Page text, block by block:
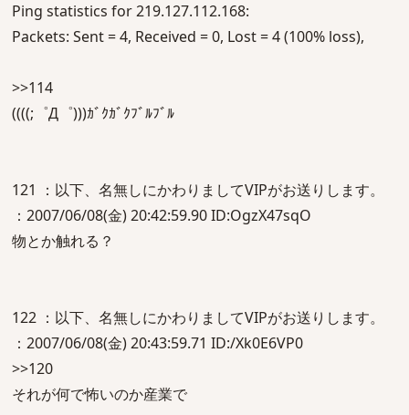
Ping statistics for 219.127.112.168:
Packets: Sent = 4, Received = 0, Lost = 4 (100% loss),
>>114
((((;゜Д゜)))ｶﾞｸｶﾞｸﾌﾞﾙﾌﾞﾙ
121 ：以下、名無しにかわりましてVIPがお送りします。
：2007/06/08(金) 20:42:59.90 ID:OgzX47sqO
物とか触れる？
122 ：以下、名無しにかわりましてVIPがお送りします。
：2007/06/08(金) 20:43:59.71 ID:/Xk0E6VP0
>>120
それが何で怖いのか産業で